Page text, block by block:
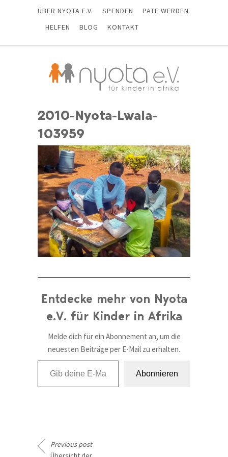
ÜBER NYOTA E.V. SPENDEN
PATE WERDEN
HELFEN
BLOG KONTAKT
2010-Nyota-Lwala-
103959
Entdecke mehr von Nyota
e.V. für Kinder in Afrika
Melde dich für ein Abonnement an, um die
neuesten Beiträge per E-Mail zu erhalten.
Gib deine E-Mail-Adresse ein ...
Abonnieren
Previous post